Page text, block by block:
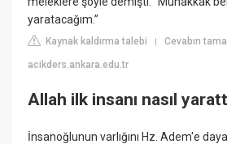
yaratacağım.”
Kaynak kaldırma talebi |Cevabın
acikders.ankara.edu.tr
Allah ilk insanı nasıl
İnsanoğlunun varlığını Hz. Adem'e